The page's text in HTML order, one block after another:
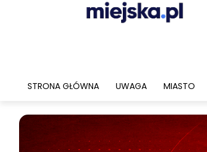
STRONA GŁÓWNA UWAGA MIASTO